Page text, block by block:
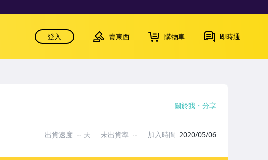
登入 賣東西 購物車 即時通
關於我 分享
出貨速度 -- 天 未出貨率 -- 加入時間 2020/05/06